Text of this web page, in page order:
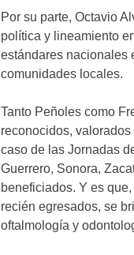
Por su parte, Octavio
política y lineamiento
estándares nacionales
comunidades locales.
Tanto Peñoles como
reconocidos,
caso de las Jornadas
Guerrero, Sonora,
beneficiados. Y es
recién egresados, se
oftalmología y